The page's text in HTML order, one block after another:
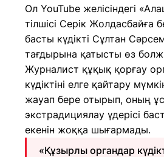
Ол YouTube желісіндегі
тілшісі Серік Жолдасбайға
басты күдікті Сұлтан
тағдырына қатысты өз
Журналист құқық қорғау
күдіктіні елге қайтару
жауап бере отырып, оның
экстрадициялау үдерісі
екенін жоққа шығармады.
«Құзырлы органдар